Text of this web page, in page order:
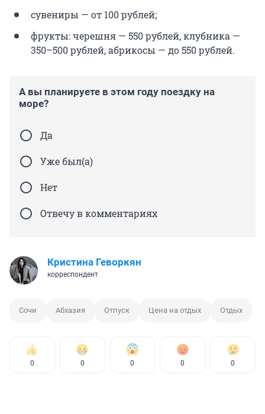
сувениры — от 100 рублей;
фрукты: черешня — 550 рублей, клубника —
350–500 рублей, абрикосы — до 550 рублей.
А вы планируете в этом году поездку на
море?
Да
Уже был(а)
Нет
Отвечу в комментариях
Кристина Геворкян
корреспондент
Сочи Абхазия Отпуск Цена на отдых Отдых
0 0 0 0 0